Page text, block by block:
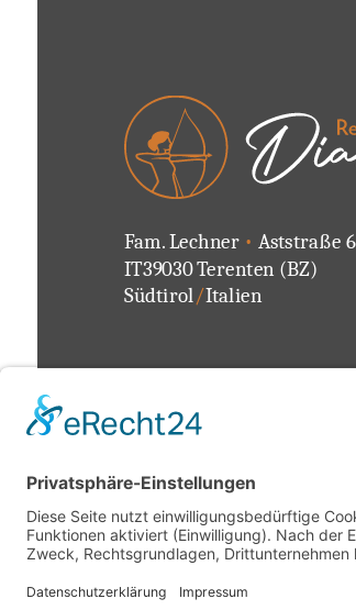
Fam. Lechner • Aststraße 6
IT39030 Terenten (BZ)
Südtirol/Italien